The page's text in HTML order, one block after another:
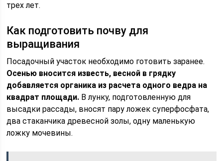
трех лет.
Как подготовить почву для
выращивания
Посадочный участок необходимо готовить заранее.
Осенью вносится известь, весной в грядку
добавляется органика из расчета одного ведра на
квадрат площади. В лунку, подготовленную для
высадки рассады, вносят пару ложек суперфосфата,
два стаканчика древесной золы, одну маленькую
ложку мочевины.